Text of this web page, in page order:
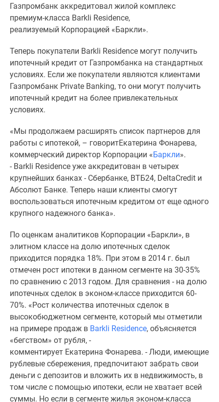
Специальные
предложения
Коммерческие
помещения
Продавцы
застройщики
Панорамы
Видеообзор
новостроек
Экспертиза
новостроек
Экология
Москвы
Подмосковья
Студии
комнатные
комнатные
комнатные
Квартиры
карте
Ипотечный
калькулятор
Семейная
ипотека
Военная
ипотека
Банки
Газпромбанк аккредитовал жилой комплекс
премиум-класса Barkli Residence,
реализуемый Корпорацией «Баркли».
Теперь покупатели Barkli Residence могут получить
ипотечный кредит от Газпромбанка на стандартных
условиях. Если же покупатели являются клиентами
Газпромбанк Private Banking, то они могут получить
ипотечный кредит на более привлекательных
условиях.
«Мы продолжаем расширять список партнеров для
работы с ипотекой, – говоритЕкатерина Фонарева,
коммерческий директор Корпорации «Баркли».
- Barkli Residence уже аккредитован в четырех
крупнейших банках - Сбербанке, ВТБ24, DeltaCredit и
Абсолют Банке. Теперь наши клиенты смогут
воспользоваться ипотечным кредитом от еще одного
крупного надежного банка».
По оценкам аналитиков Корпорации «Баркли», в
элитном классе на долю ипотечных сделок
приходится порядка 18%. При этом в 2014 г. был
отмечен рост ипотеки в данном сегменте на 30-35%
по сравнению с 2013 годом. Для сравнения - на долю
ипотечных сделок в эконом-классе приходится 60-
70%. «Рост количества ипотечных сделок в
высокобюджетном сегменте, который мы отметили
на примере продаж в Barkli Residence, объясняется
«бегством» от рубля, -
комментирует Екатерина Фонарева. - Люди, имеющие
рублевые сбережения, предпочитают забрать свои
деньги с депозитов и вложить их в недвижимость, в
том числе с помощью ипотеки, если не хватает всей
суммы. Но если в сегменте жилья эконом-класса